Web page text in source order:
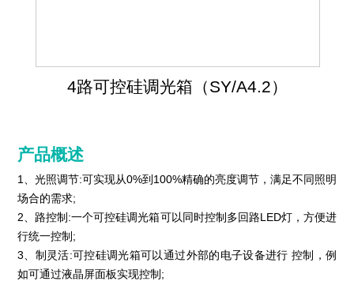
4路可控硅调光箱（SY/A4.2）
产品概述
1、光照调节:可实现从0%到100%精确的亮度调节，满足不同照明
场合的需求;
2、路控制:一个可控硅调光箱可以同时控制多回路LED灯，方便进
行统一控制;
3、制灵活:可控硅调光箱可以通过外部的电子设备进行 控制，例
如可通过液晶屏面板实现控制;